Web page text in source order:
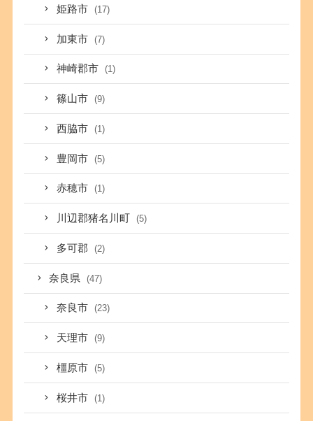
姫路市 (17)
加東市 (7)
神崎郡市 (1)
篠山市 (9)
西脇市 (1)
豊岡市 (5)
赤穂市 (1)
川辺郡猪名川町 (5)
多可郡 (2)
奈良県 (47)
奈良市 (23)
天理市 (9)
橿原市 (5)
桜井市 (1)